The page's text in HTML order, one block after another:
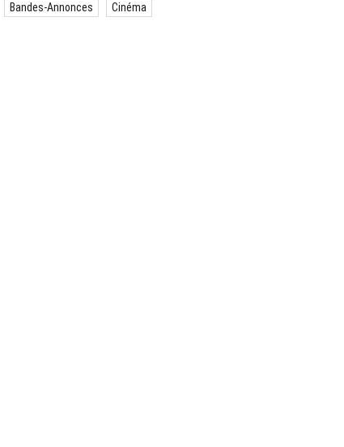
Bandes-Annonces Cinéma